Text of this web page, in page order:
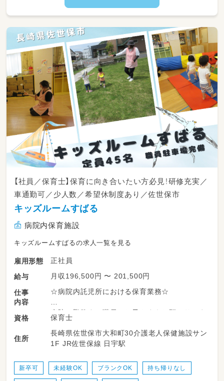
【社員／保育士】保育に向き合いたい方必見！研修充実／
車通勤可／少人数／希望休制度あり／佐世保市
キッズルームすばる
病院内保育施設
キッズルームすばるの求人一覧を見る
雇用形態
正社員
給与
月収196,500円 〜 201,500円
仕事
内容
☆病院内託児所における保育業務☆
病院に勤務する職員のお子さまをお預かりしま
す。
保育内容は職員が相談して決めていますので
やってみたい事を発言できる環境です。
＜１日の流れ＞
０７：００～ ／登園開始
資格 保育士
住所
長崎県佐世保市大和町30介護老人保健施設サン
1F JR佐世保線 日宇駅
新卒可 未経験OK ブランクOK 持ち帰りなし